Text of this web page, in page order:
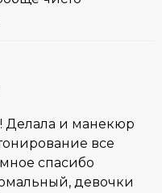
Делала и манекюр
все
спасибо
девочки